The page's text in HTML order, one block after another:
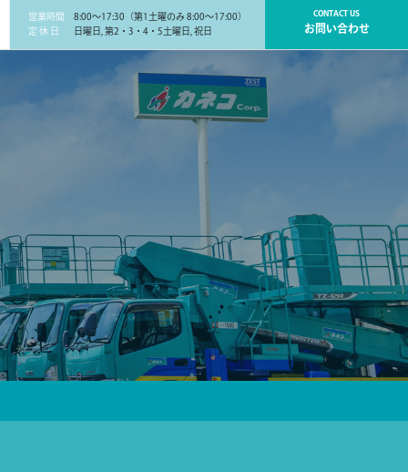
営業時間
8:00～17:30（第1土曜のみ 8:00～17:00）
定 休 日
日曜日, 第2・3・4・5土曜日, 祝日
CONTACT US
お問い合わせ